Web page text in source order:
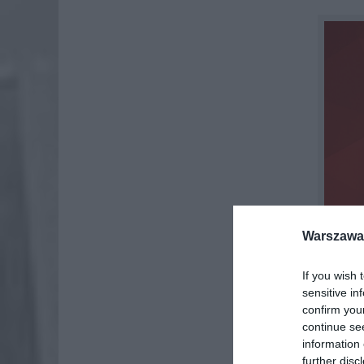
If you wish
sensitive
confirm
continue
information
further